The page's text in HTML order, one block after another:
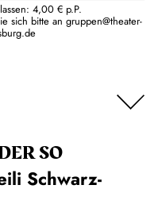
4,00 € p.P.
sich bitte an gruppen@theater-
SO
Schwarz-